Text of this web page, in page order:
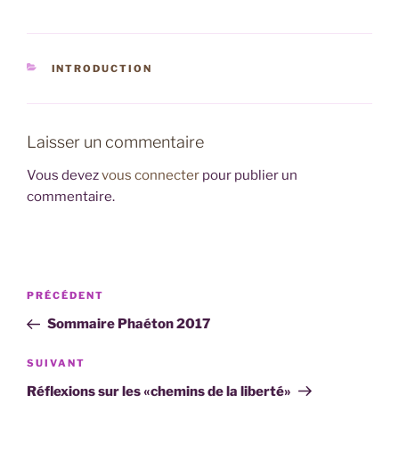
CATÉGORIES
INTRODUCTION
Laisser un commentaire
Vous devezvous connecter pour publier un
commentaire.
Navigation
l’article
Article
précédent
PRÉCÉDENT
Sommaire Phaéton 2017
Article
suivant
SUIVANT
Réflexions sur les «chemins de la liberté»